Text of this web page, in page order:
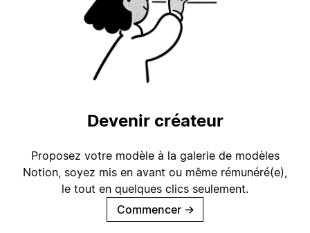
Devenir créateur
Proposez votre modèle à la galerie de modèles
Notion, soyez mis en avant ou même rémunéré(e),
le tout en quelques clics seulement.
Commencer →